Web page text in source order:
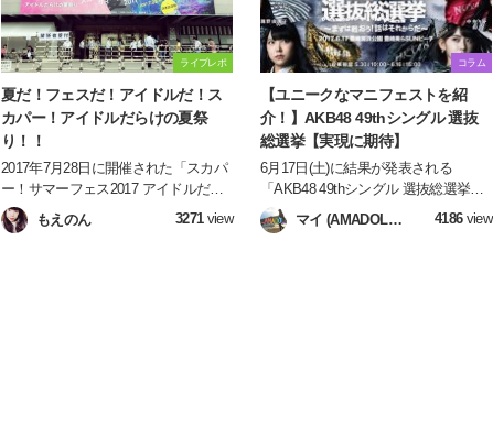
ん、ちょっと眠れない夜に聴くプレイ
リストを探している方、最近失恋し
た・切ない恋をしているそこのあなた
にも自信を持っておススメしたい失恋
バラードを集めました。切ないけど前
向きになれる失恋バラードを聴いて自
分自身との対話の時間を作ってみまん
か？
自身もアイドルの卒業を通して色んな
ことを感じ、後悔もしました。だから
こそ同じ思いをする人が1人でも減っ
しながら書かせて頂きます。
ライブレポ
夏だ！フェスだ！アイドルだ！ス
カパー！アイドルだらけの夏祭
り！！
2017年7月28日に開催された「スカパ
ー！サマーフェス2017 アイドルだら
けの夏祭り」のライブレポです♬
もえのん 3271view
コラム
【ユニークなマニフェストを紹
介！】AKB48 49thシングル 選抜
総選挙【実現に期待】
6月17日(土)に結果が発表される
「AKB48 49thシングル 選抜総選挙」
を、”マニフェスト”を切り口に紹介♪
実現がたのしみなユニークなマニフェ
マイ (AMADOL編
4186view